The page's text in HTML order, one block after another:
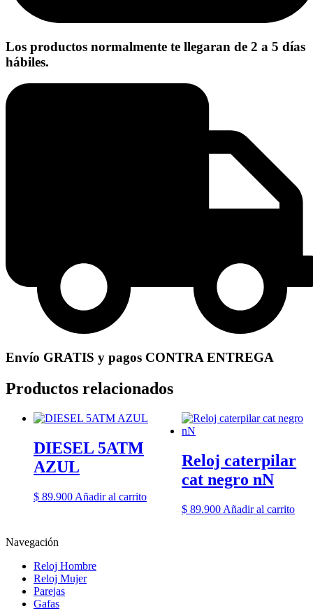
Los productos normalmente te llegaran de 2 a 5 días
hábiles.
Envío GRATIS y pagos CONTRA ENTREGA
Productos relacionados
DIESEL 5ATM
AZUL
$ 89.900 Añadir al carrito
Reloj caterpilar
cat negro nN
$ 89.900 Añadir al carrito
Navegación
Reloj Hombre
Reloj Mujer
Parejas
Gafas